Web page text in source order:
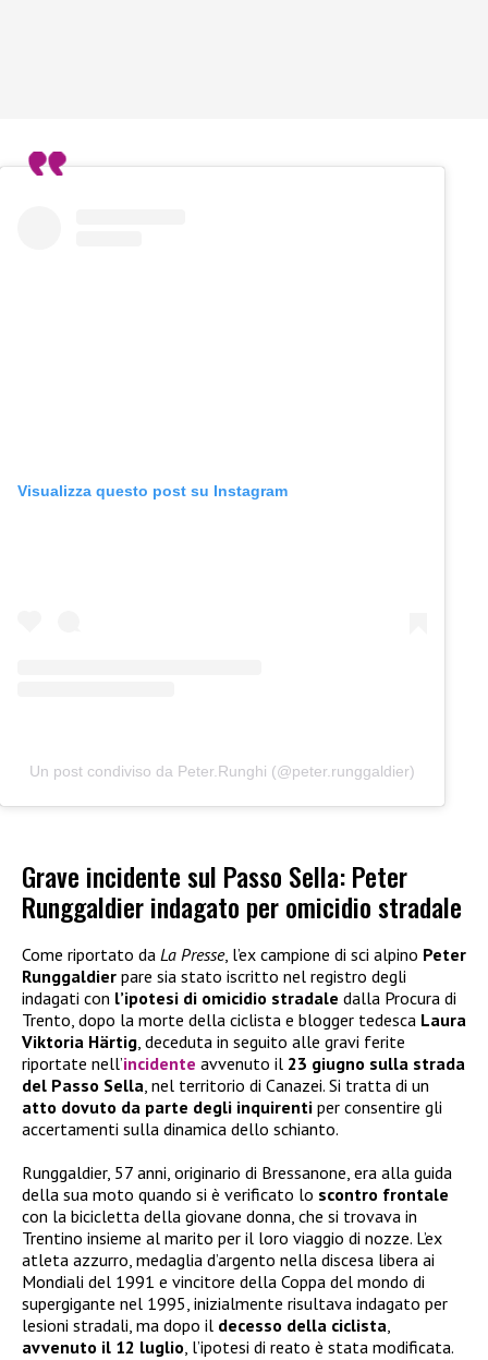
Visualizza questo post su Instagram
Un post condiviso da Peter.Runghi (@peter.runggaldier)
Grave incidente sul Passo Sella: Peter
Runggaldier indagato per omicidio stradale
Come riportato da La Presse, l’ex campione di sci alpino Peter
Runggaldier pare sia stato iscritto nel registro degli
indagati con l’ipotesi di omicidio stradale dalla Procura di
Trento, dopo la morte della ciclista e blogger tedesca Laura
Viktoria Härtig, deceduta in seguito alle gravi ferite
riportate nell’incidente avvenuto il 23 giugno sulla strada
del Passo Sella, nel territorio di Canazei. Si tratta di un
atto dovuto da parte degli inquirenti per consentire gli
accertamenti sulla dinamica dello schianto.
Runggaldier, 57 anni, originario di Bressanone, era alla guida
della sua moto quando si è verificato lo scontro frontale
con la bicicletta della giovane donna, che si trovava in
Trentino insieme al marito per il loro viaggio di nozze. L’ex
atleta azzurro, medaglia d’argento nella discesa libera ai
Mondiali del 1991 e vincitore della Coppa del mondo di
supergigante nel 1995, inizialmente risultava indagato per
lesioni stradali, ma dopo il decesso della ciclista,
avvenuto il 12 luglio, l’ipotesi di reato è stata modificata.